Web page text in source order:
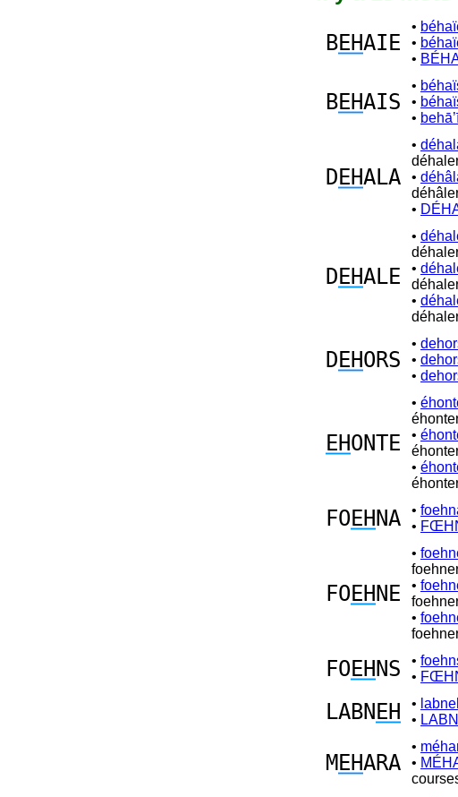
BEHAIE
•
•
•
BEHAIS
•
•
•
DEHALA
•
•
•
DEHALE
•
•
•
DEHORS
•
•
•
EHONTE
•
•
•
FOEH NA •
•
FOEH NE
•
•
•
FOEH NS •
•
LABN EH •
•
M EHARA
•
•